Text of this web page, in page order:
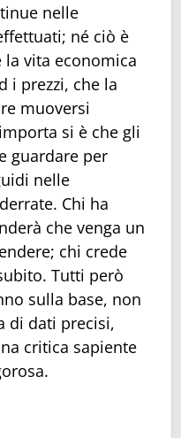
nelle
né ciò è
vita economica
i prezzi, che la
muoversi
si è che gli
guardare per
nelle
Chi ha
che venga un
chi crede
Tutti però
sulla base, non
di dati precisi,
critica sapiente